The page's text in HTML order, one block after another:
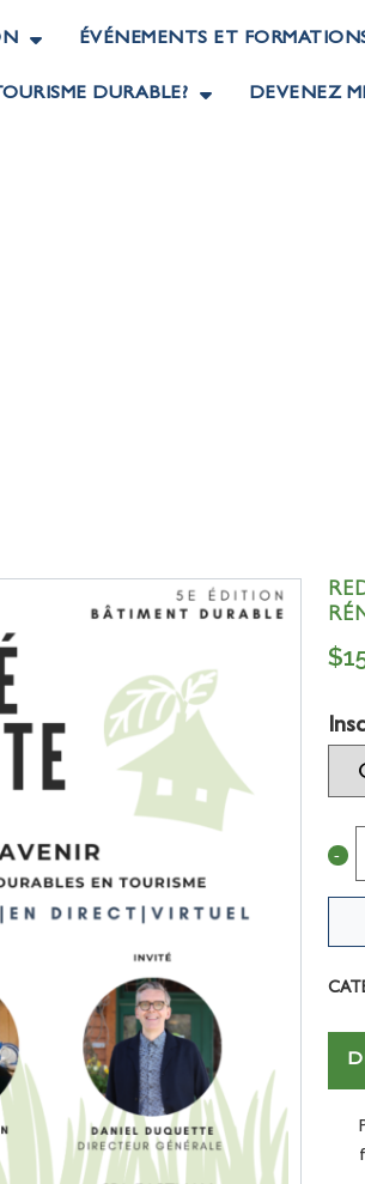
ÉVÉNEMENTS ET
DURABLE? DEVENEZ
$